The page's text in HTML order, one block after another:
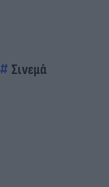
Σινεμά